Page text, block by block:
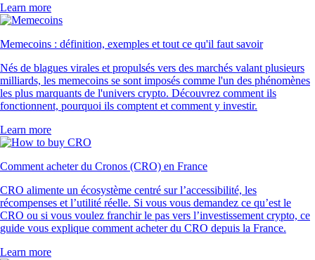
Learn more
Memecoins : définition, exemples et tout ce qu'il faut savoir
Nés de blagues virales et propulsés vers des marchés valant plusieurs
milliards, les memecoins se sont imposés comme l'un des phénomènes
les plus marquants de l'univers crypto. Découvrez comment ils
fonctionnent, pourquoi ils comptent et comment y investir.
Learn more
Comment acheter du Cronos (CRO) en France
CRO alimente un écosystème centré sur l’accessibilité, les
récompenses et l’utilité réelle. Si vous vous demandez ce qu’est le
CRO ou si vous voulez franchir le pas vers l’investissement crypto, ce
guide vous explique comment acheter du CRO depuis la France.
Learn more